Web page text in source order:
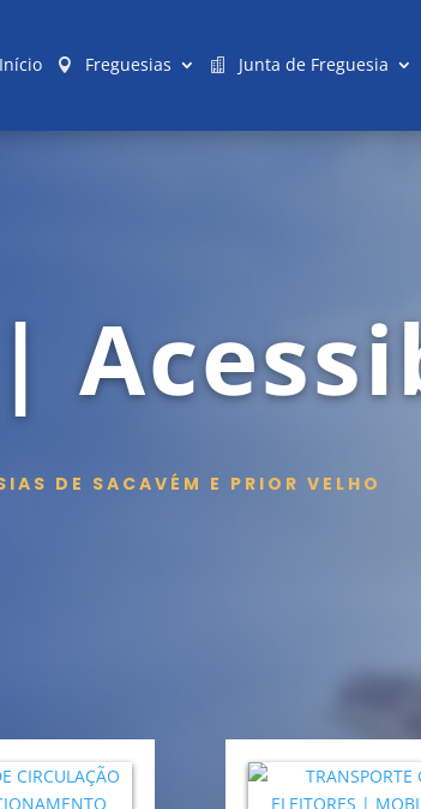
Início Freguesias Junta de Freguesia
DE SACAVÉM E PRIOR VELHO